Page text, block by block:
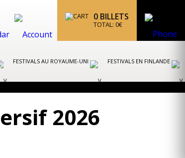
0 BILLETS
TOTAL: 0€
FESTIVALS AU ROYAUME-UNI FESTIVALS EN FINLANDE
2026